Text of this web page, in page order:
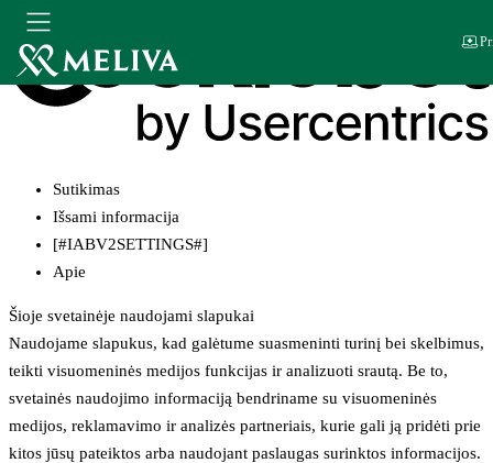
Sutikimas
Išsami informacija
[#IABV2SETTINGS#]
Apie
Šioje svetainėje naudojami slapukai
Naudojame slapukus, kad galėtume suasmeninti turinį bei skelbimus,
teikti visuomeninės medijos funkcijas ir analizuoti srautą. Be to,
svetainės naudojimo informaciją bendriname su visuomeninės
medijos, reklamavimo ir analizės partneriais, kurie gali ją pridėti prie
kitos jūsų pateiktos arba naudojant paslaugas surinktos informacijos.